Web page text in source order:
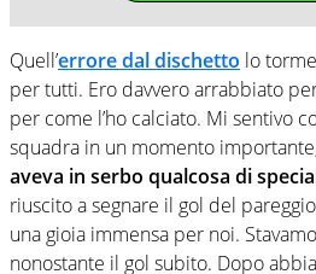
Quell’errore dal dischetto lo
per tutti. Ero davvero arrabbiato
per come l’ho calciato. Mi sentivo
squadra in un momento
aveva in serbo qualcosa di
riuscito a segnare il gol del
una gioia immensa per noi.
nonostante il gol subito. Dopo